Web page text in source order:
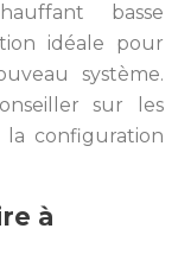
basse
idéale pour
système.
sur les
configuration
à